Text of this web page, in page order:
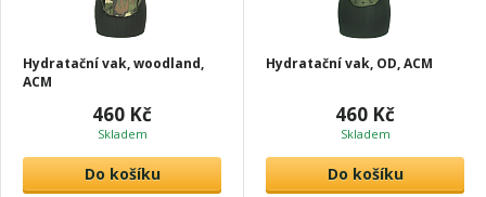
Hydratační vak, woodland,
ACM
460 Kč
Skladem
Do košíku
Hydratační vak, OD, ACM
460 Kč
Skladem
Do košíku